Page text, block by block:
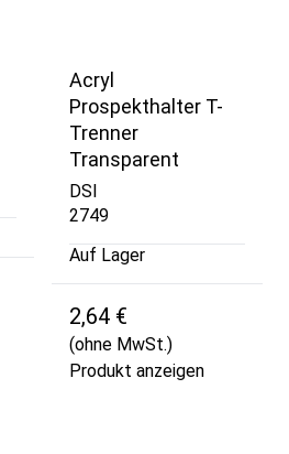
Acryl
Prospekthalter T-
Trenner
Transparent
DSI
2749
Auf Lager
2,64 €
(ohne MwSt.)
Produkt anzeigen